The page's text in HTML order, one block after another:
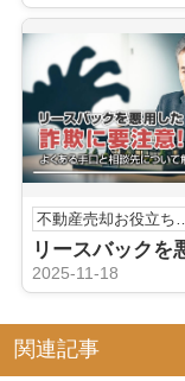
2025-11-18
関連記事